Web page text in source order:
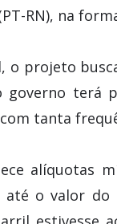
RN), na
o projeto
governo terá
tanta
alíquotas
até o valor